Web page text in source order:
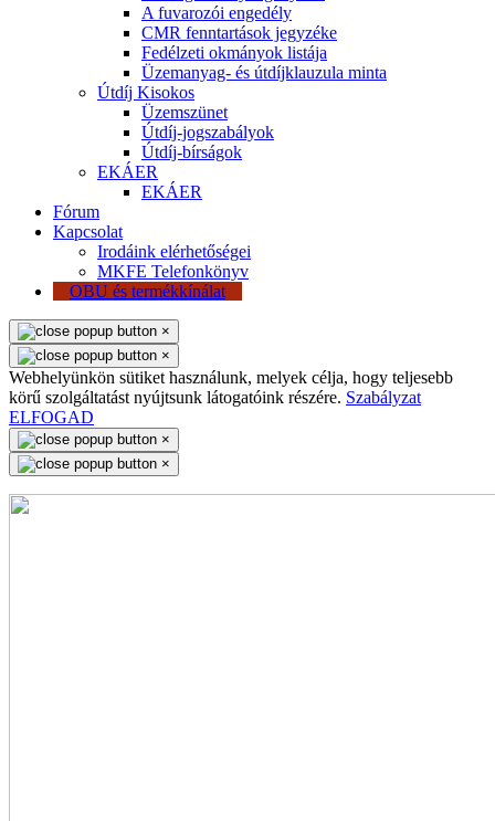
A fuvarozói engedély
CMR fenntartások jegyzéke
Fedélzeti okmányok listája
Üzemanyag- és útdíjklauzula minta
Útdíj Kisokos
Üzemszünet
Útdíj-jogszabályok
Útdíj-bírságok
EKÁER
EKÁER
Fórum
Kapcsolat
Irodáink elérhetőségei
MKFE Telefonkönyv
OBU és termékkínálat
×
×
Webhelyünkön sütiket használunk, melyek célja, hogy teljesebb
körű szolgáltatást nyújtsunk látogatóink részére. Szabályzat
ELFOGAD
×
×